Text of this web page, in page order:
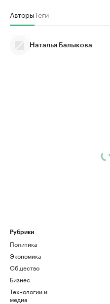
АвторыТеги
Наталья Балыкова
Рубрики
Политика
Экономика
Общество
Бизнес
Технологии и
медиа